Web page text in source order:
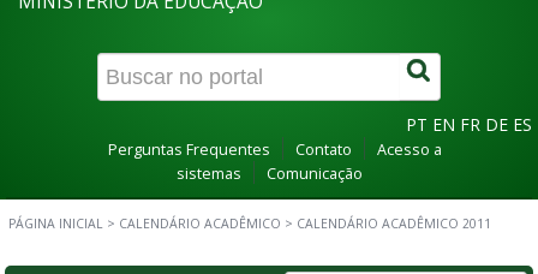
Canais
PT EN FR DE ES
Perguntas Frequentes Contato
Acesso a
sistemas
Comunicação
PÁGINA INICIAL > CALENDÁRIO ACADÊMICO > CALENDÁRIO ACADÊMICO 2011